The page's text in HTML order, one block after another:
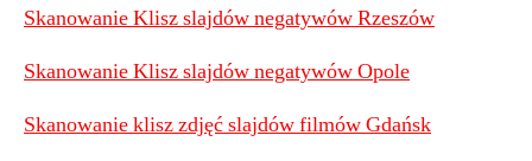
Skanowanie Klisz slajdów negatywów Rzeszów
Skanowanie Klisz slajdów negatywów Opole
Skanowanie klisz zdjęć slajdów filmów Gdańsk